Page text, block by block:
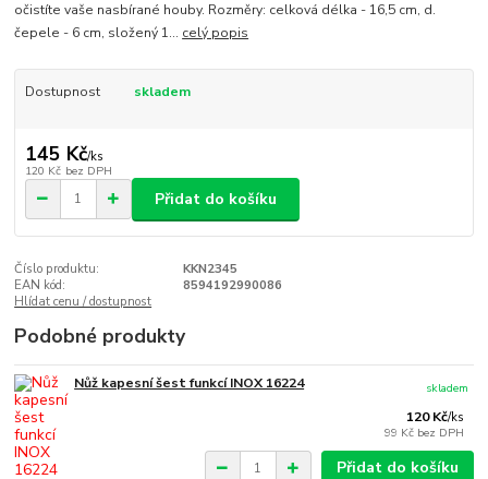
očistíte vaše nasbírané houby. Rozměry: celková délka - 16,5 cm, d.
čepele - 6 cm, složený 1... celý popis
Dostupnost skladem
145 Kč/ks
120 Kč bez DPH
Přidat do košíku
Číslo produktu:
KKN2345
EAN kód:
8594192990086
Hlídat cenu / dostupnost
Podobné produkty
Nůž kapesní šest funkcí INOX 16224
120 Kč/ks
99 Kč bez DPH
skladem
Přidat do košíku